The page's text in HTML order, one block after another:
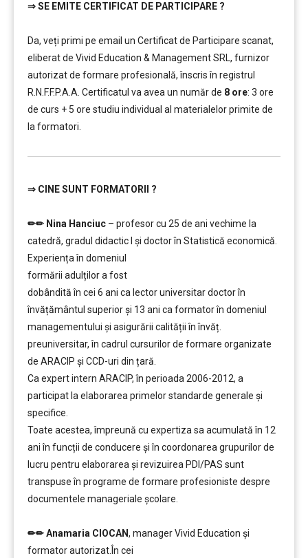
⇒SE EMITE CERTIFICAT DE PARTICIPARE ?
Da, veți primi pe email un Certificat de Participare scanat,
eliberat de Vivid Education & Management SRL, furnizor
autorizat de formare profesională, înscris în registrul
R.N.F.F.P.A.A. Certificatul va avea un număr de 8 ore: 3 ore
de curs + 5 ore studiu individual al materialelor primite de
la formatori.
⇒ CINE SUNT FORMATORII ?
✏✏ Nina Hanciuc – profesor cu 25 de ani vechime la
catedră, gradul didactic I şi doctor în Statistică economică.
Experiența în domeniul
formării adulților a fost
dobândită în cei 6 ani ca lector universitar doctor în
învățământul superior şi 13 ani ca formator în domeniul
managementului şi asigurării calității în învăț.
preuniversitar, în cadrul cursurilor de formare organizate
de ARACIP şi CCD-uri din țară.
Ca expert intern ARACIP, în perioada 2006-2012, a
participat la elaborarea primelor standarde generale şi
specifice.
Toate acestea, împreună cu expertiza sa acumulată în 12
ani în funcții de conducere şi în coordonarea grupurilor de
lucru pentru elaborarea şi revizuirea PDI/PAS sunt
transpuse în programe de formare profesioniste despre
documentele manageriale şcolare.
✏✏Anamaria CIOCAN, manager Vivid Education și
formator autorizat. În cei